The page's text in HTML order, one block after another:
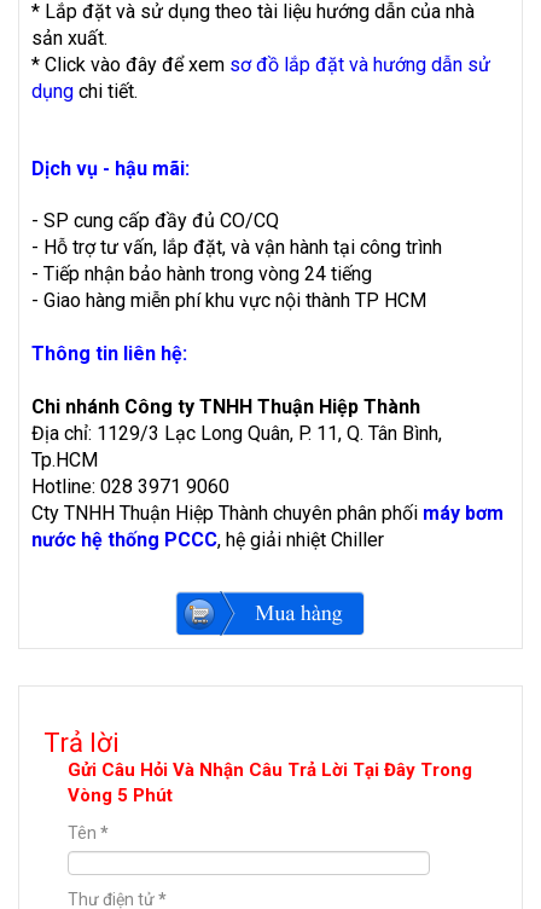
* Lắp đặt và sử dụng theo tài liệu hướng dẫn của nhà
sản xuất.
* Click vào đây để xem sơ đồ lắp đặt và hướng dẫn sử
dụng chi tiết.
Dịch vụ - hậu mãi:
- SP cung cấp đầy đủ CO/CQ
- Hỗ trợ tư vấn, lắp đặt, và vận hành tại công trình
- Tiếp nhận bảo hành trong vòng 24 tiếng
- Giao hàng miễn phí khu vực nội thành TP HCM
Thông tin liên hệ:
Chi nhánh Công ty TNHH Thuận Hiệp Thành
Địa chỉ: 1129/3 Lạc Long Quân, P. 11, Q. Tân Bình,
Tp.HCM
Hotline: 028 3971 9060
Cty TNHH Thuận Hiệp Thành chuyên phân phối máy bơm
nước hệ thống PCCC, hệ giải nhiệt Chiller
Trả lời
Gửi Câu Hỏi Và Nhận Câu Trả Lời Tại Đây Trong
Vòng 5 Phút
Tên *
Thư điện tử*